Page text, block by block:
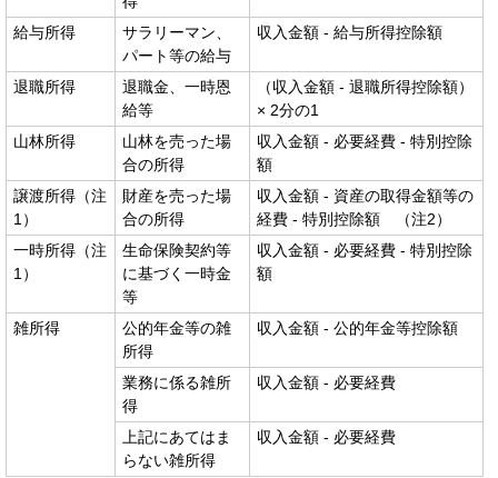
給与所得
サラリーマン、
パート等の給与
収入金額 - 給与所得控除額
退職所得
退職金、一時恩
給等
（収入金額 - 退職所得控除額）
× 2分の1
山林所得
山林を売った場
合の所得
収入金額 - 必要経費 - 特別控除
額
譲渡所得（注
1）
財産を売った場
合の所得
収入金額 - 資産の取得金額等の
経費 - 特別控除額 （注2）
一時所得（注
1）
生命保険契約等
に基づく一時金
等
収入金額 - 必要経費 - 特別控除
額
雑所得
公的年金等の雑
所得
収入金額 - 公的年金等控除額
業務に係る雑所
得
収入金額 - 必要経費
上記にあてはま
らない雑所得
収入金額 - 必要経費